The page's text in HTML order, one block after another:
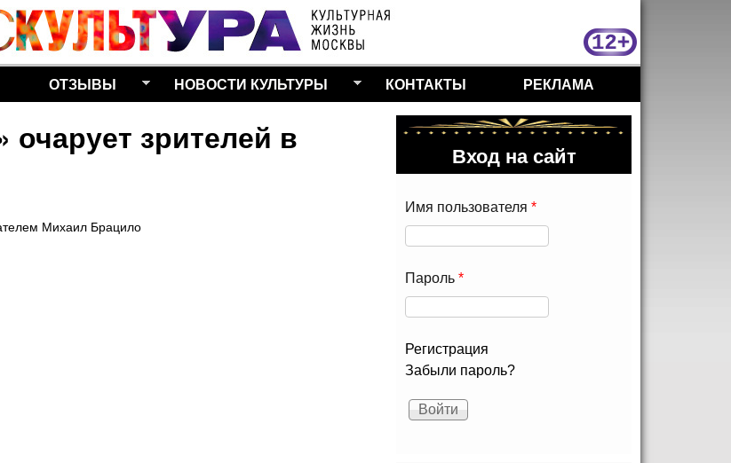
Перейти к основному
содержанию
ОТЗЫВЫ НОВОСТИ КУЛЬТУРЫ КОНТАКТЫ РЕКЛАМА
зрителей в
Михаил Брацило
Вход на сайт
Имя пользователя *
Пароль *
Регистрация
Забыли пароль?